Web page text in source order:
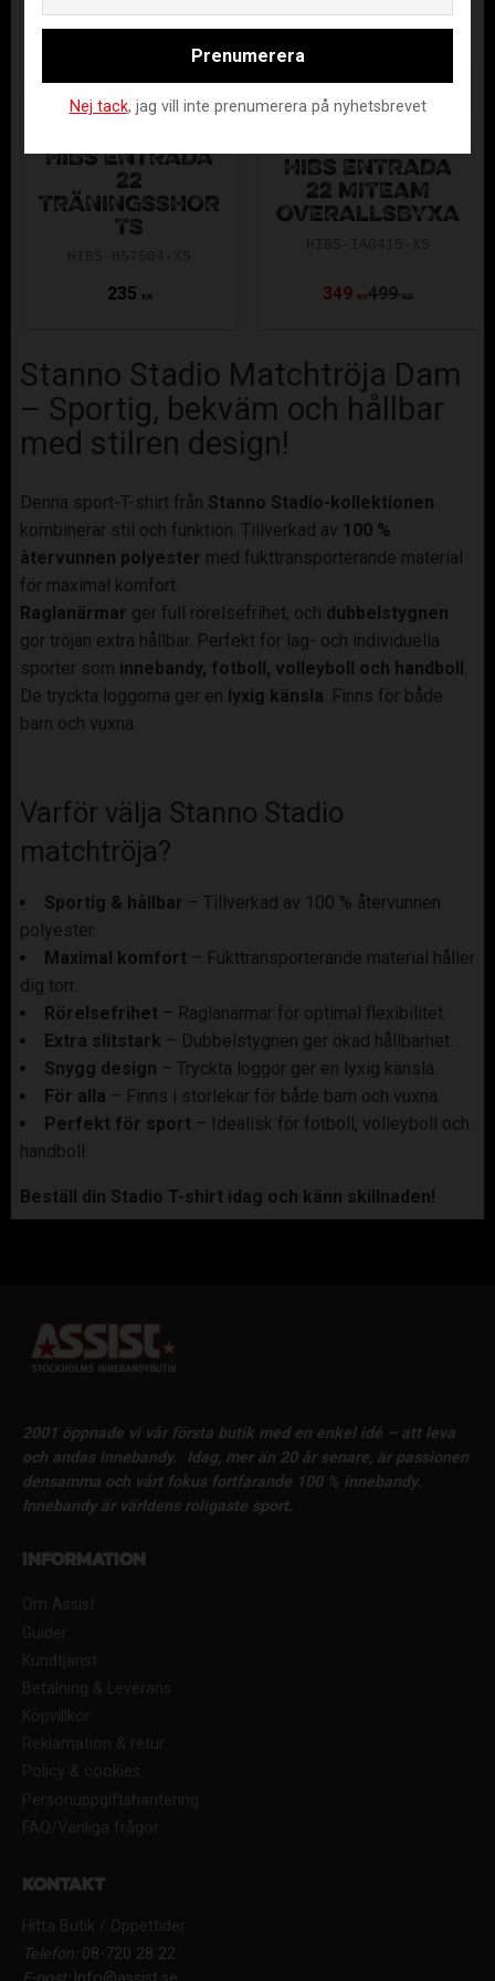
HIBS ENTRADA
22
TRÄNINGSSHOR
TS
235 KR
HIBS ENTRADA
22 MITEAM
OVERALLSBYXA
349 KR499 KR
Stanno Stadio Matchtröja Dam
– Sportig, bekväm och hållbar
med stilren design!
Denna sport-T-shirt från Stanno Stadio-kollektionen
kombinerar stil och funktion. Tillverkad av 100 %
återvunnen polyester med fukttransporterande material
för maximal komfort.
Raglanärmar ger full rörelsefrihet, och dubbelstygnen
gör tröjan extra hållbar. Perfekt för lag- och individuella
sporter som innebandy, fotboll, volleyboll och handboll.
De tryckta loggorna ger en lyxig känsla. Finns för både
barn och vuxna.
Varför välja Stanno Stadio
matchtröja?
Sportig & hållbar – Tillverkad av 100 % återvunnen
polyester.
Maximal komfort – Fukttransporterande material håller
dig torr.
Rörelsefrihet – Raglanärmar för optimal flexibilitet.
Extra slitstark – Dubbelstygnen ger ökad hållbarhet.
Snygg design – Tryckta loggor ger en lyxig känsla.
För alla – Finns i storlekar för både barn och vuxna.
Perfekt för sport – Idealisk för fotboll, volleyboll och
handboll.
Beställ din Stadio T-shirt idag och känn skillnaden!
2001 öppnade vi vår första butik med en enkel idé – att leva
och andas innebandy.
Idag, mer än 20 år senare, är passionen
densamma och vårt fokus fortfarande 100 % innebandy.
Innebandy är världens roligaste sport.
Information
Om Assist
Guider
Kundtjänst
Betalning & Leverans
Köpvillkor
Reklamation & retur
Policy & cookies
Personuppgiftshantering
FAQ/Vanliga frågor
Kontakt
Hitta Butik / Öppettider
Telefon:08-720 28 22
Prenumerera
Nej tack, jag vill inte prenumerera på nyhetsbrevet